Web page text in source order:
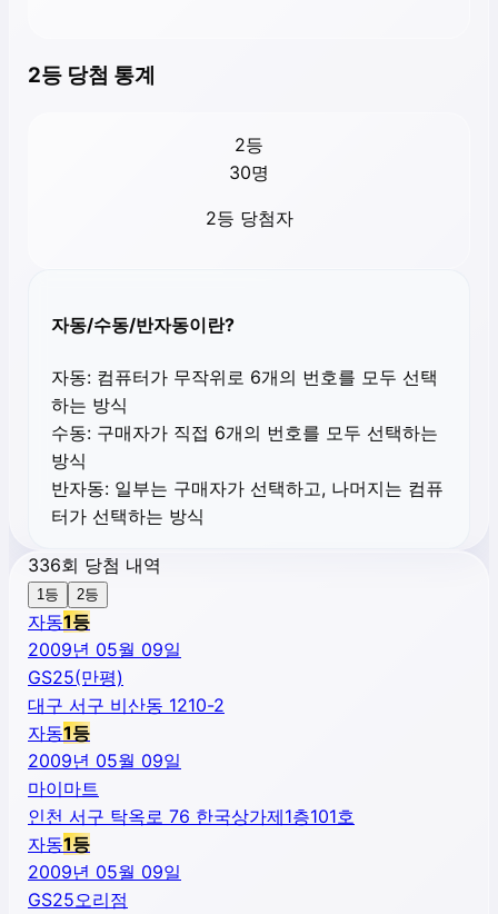
2등 당첨 통계
2등
30명
2등 당첨자
자동/수동/반자동이란?
자동: 컴퓨터가 무작위로 6개의 번호를 모두 선택
하는 방식
수동: 구매자가 직접 6개의 번호를 모두 선택하는
방식
반자동: 일부는 구매자가 선택하고, 나머지는 컴퓨
터가 선택하는 방식
336회 당첨 내역
1등 2등
자동1등
2009년 05월 09일
GS25(만평)
대구 서구 비산동 1210-2
자동1등
2009년 05월 09일
마이마트
인천 서구 탁옥로 76 한국상가제1층101호
자동1등
2009년 05월 09일
GS25오리점